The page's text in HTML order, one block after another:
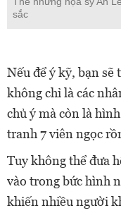
sắc
Nếu để ý kỹ, bạn
không chỉ là các
chủ ý mà còn là
tranh 7 viên ngọc
Tuy không thể đưa
vào trong bức hình
khiến nhiều người